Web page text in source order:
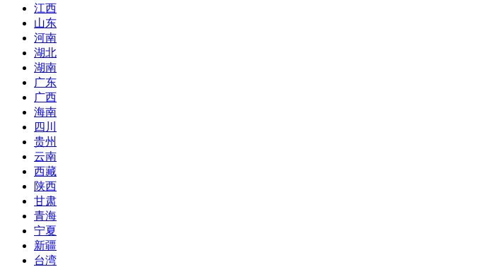
江西
山东
河南
湖北
湖南
广东
广西
海南
四川
贵州
云南
西藏
陕西
甘肃
青海
宁夏
新疆
台湾